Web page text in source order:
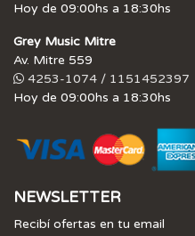
Hoy de 09:00hs a 18:30hs
Grey Music Mitre
Av. Mitre 559
4253-1074 / 1151452397
Hoy de 09:00hs a 18:30hs
NEWSLETTER
Recibí ofertas en tu email